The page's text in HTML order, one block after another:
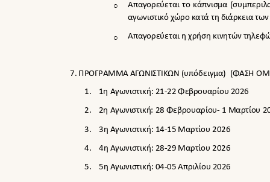
o
Απαγορεύεται το κάπνισμα
αγωνιστικό χώρο κατά τη διάρκεια
o Απαγορεύεται η χρήση κινητών
7. ΠΡΟΓΡΑΜΜΑ ΑΓΩΝΙΣΤΙΚΩΝ (υπόδειγμα) (ΦΑΣΗ
1. 1η Αγωνιστική: 21-22Φεβρουαρίου 2026
2.2η Αγωνιστική: 28 Φεβρουαρίου- 1 Μαρτίου
3.3η Αγωνιστική: 14-15 Μαρτίου 2026
4.4η Αγωνιστική: 28-29 Μαρτίου 2026
5.5η Αγωνιστική: 04-05 Απριλίου 2026